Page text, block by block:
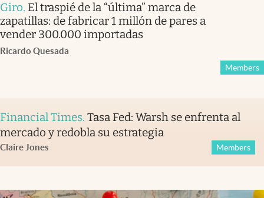
Giro. El traspié de la “última” marca de
zapatillas: de fabricar 1 millón de pares a
vender 300.000 importadas
Ricardo Quesada
Members
Financial Times. Tasa Fed: Warsh se enfrenta al
mercado y redobla su estrategia
Claire Jones Members